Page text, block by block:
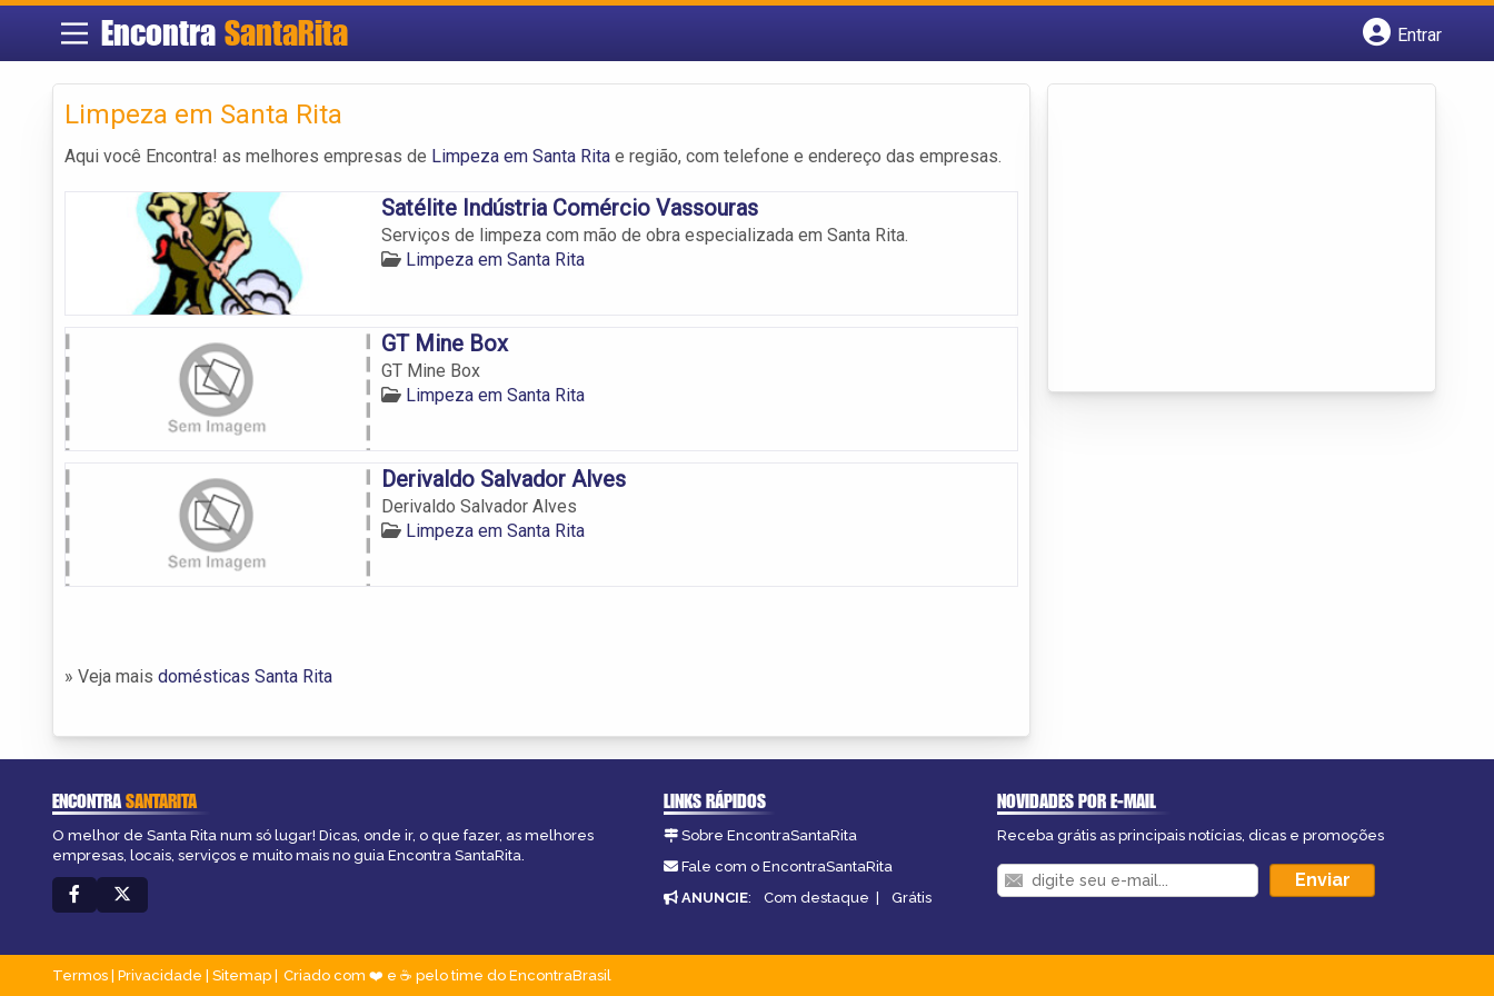
Encontra SantaRita
Entrar
Limpeza em Santa Rita
Aqui você Encontra! as melhores empresas de Limpeza em Santa Rita e região, com telefone e endereço das empresas.
Satélite Indústria Comércio Vassouras
Serviços de limpeza com mão de obra especializada em Santa Rita.
Limpeza em Santa Rita
GT Mine Box
GT Mine Box
Limpeza em Santa Rita
Derivaldo Salvador Alves
Derivaldo Salvador Alves
Limpeza em Santa Rita
» Veja mais domésticas Santa Rita
ENCONTRASANTARITA
O melhor de Santa Rita num só lugar! Dicas, onde ir, o que fazer, as melhores
empresas, locais, serviços e muito mais no guia Encontra SantaRita.
LINKS RÁPIDOS
Sobre EncontraSantaRita
Fale com o EncontraSantaRita
ANUNCIE: Com destaque | Grátis
NOVIDADES POR E-MAIL
Receba grátis as principais notícias, dicas e promoções
Termos Privacidade Sitemap Criado com ❤️ e ☕ pelo time do EncontraBrasil